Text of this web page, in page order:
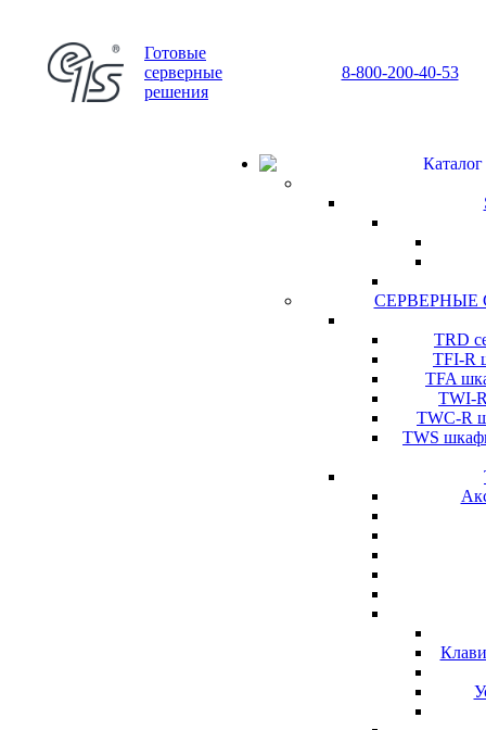
Готовые
серверные
решения
8-800-200-40-53
TRD
TFI-R
TFA
TWI-
TWC-R
TWS